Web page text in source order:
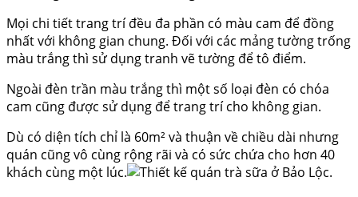
Mọi chi tiết trang trí đều đa phần có màu cam để đồng
nhất với không gian chung. Đối với các mảng tường trống
màu trắng thì sử dụng tranh vẽ tường để tô điểm.
Ngoài đèn trần màu trắng thì một số loại đèn có chóa
cam cũng được sử dụng để trang trí cho không gian.
Dù có diện tích chỉ là 60m² và thuận về chiều dài nhưng
quán cũng vô cùng rộng rãi và có sức chứa cho hơn 40
khách cùng một lúc.